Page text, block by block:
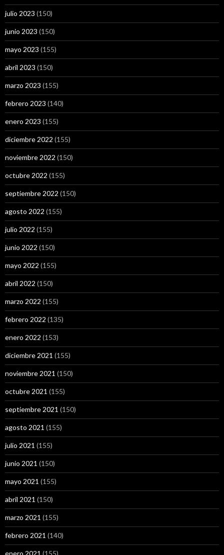
julio 2023 (150)
junio 2023 (150)
mayo 2023 (155)
abril 2023 (150)
marzo 2023 (155)
febrero 2023 (140)
enero 2023 (155)
diciembre 2022 (155)
noviembre 2022 (150)
octubre 2022 (155)
septiembre 2022 (150)
agosto 2022 (155)
julio 2022 (155)
junio 2022 (150)
mayo 2022 (155)
abril 2022 (150)
marzo 2022 (155)
febrero 2022 (135)
enero 2022 (153)
diciembre 2021 (155)
noviembre 2021 (150)
octubre 2021 (155)
septiembre 2021 (150)
agosto 2021 (155)
julio 2021 (155)
junio 2021 (150)
mayo 2021 (155)
abril 2021 (150)
marzo 2021 (155)
febrero 2021 (140)
enero 2021 (155)